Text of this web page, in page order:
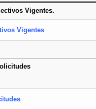
Vigentes.
Vigentes